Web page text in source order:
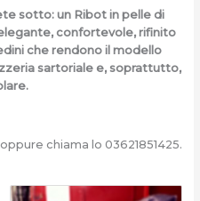
sotto: un Ribot in pelle di
confortevole, rifinito
che rendono il modello
sartoriale e, soprattutto,
chiama lo 03621851425.